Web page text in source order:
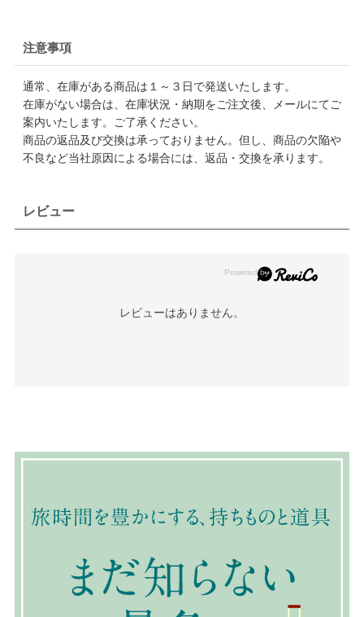
注意事項
通常、在庫がある商品は１～３日で発送いたします。
在庫がない場合は、在庫状況・納期をご注文後、メールにてご
案内いたします。ご了承ください。
商品の返品及び交換は承っておりません。但し、商品の欠陥や
不良など当社原因による場合には、返品・交換を承ります。
レビュー
レビューはありません。